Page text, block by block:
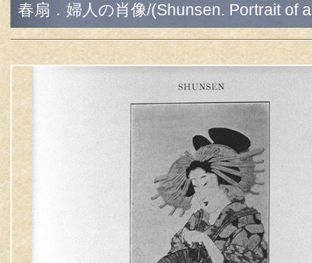
春扇．婦人の肖像/(Shunsen. Portrait of